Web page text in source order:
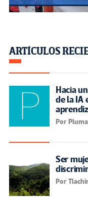
ARTÍCULOS
Hacia
de la IA
Por
Ser
Por